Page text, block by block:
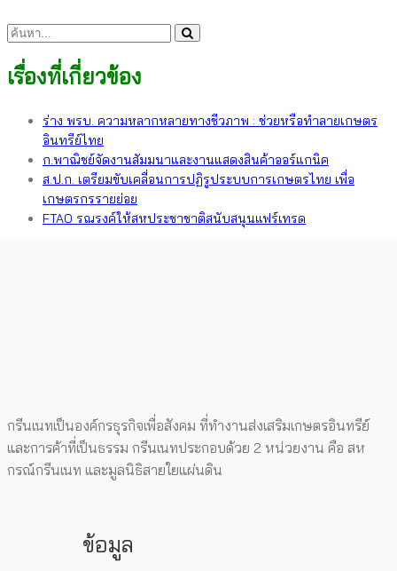
เรื่องที่เกี่ยวข้อง
ร่าง พรบ. ความหลากหลายทางชีวภาพ : ช่วยหรือทำลายเกษตร
อินทรีย์ไทย
ก.พาณิชย์จัดงานสัมมนาและงานแสดงสินค้าออร์แกนิค
ส.ป.ก. เตรียมขับเคลื่อนการปฏิรูประบบการเกษตรไทย เพื่อ
เกษตรกรรายย่อย
FTAO รณรงค์ให้สหประชาชาติสนับสนุนแฟร์เทรด
กรีนเนทเป็นองค์กรธุรกิจเพื่อสังคม ที่ทำงานส่งเสริมเกษตรอินทรีย์
และการค้าที่เป็นธรรม กรีนเนทประกอบด้วย 2 หน่วยงาน คือ สห
กรณ์กรีนเนท และมูลนิธิสายใยแผ่นดิน
ข้อมูล